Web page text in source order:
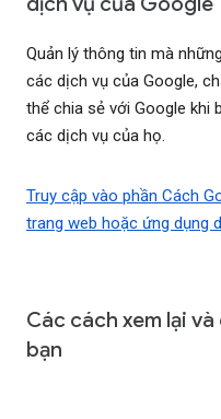
Quản lý thông tin mà
các dịch vụ của Google,
thể chia sẻ với Google khi
các dịch vụ của họ.
Truy cập vào phần Cách
trang web hoặc ứng dụng
Các cách xem lại
bạn